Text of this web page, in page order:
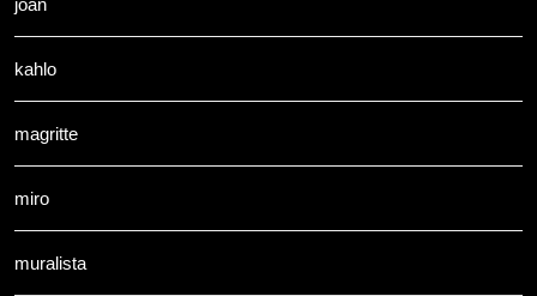
kahlo
magritte
miro
muralista